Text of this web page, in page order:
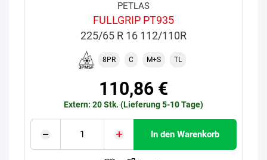
PETLAS
FULLGRIP PT935
225/65 R 16 112/110R
8PR C M+S TL
110,86 €
Extern: 20 Stk. (Lieferung 5-10 Tage)
In den Warenkorb